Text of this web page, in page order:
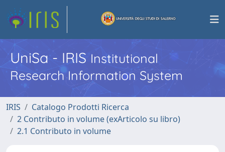
UniSa - IRISInstitutional
Research Information System
IRIS
Catalogo Prodotti Ricerca
2 Contributo in volume (exArticolo su libro)
2.1 Contributo in volume